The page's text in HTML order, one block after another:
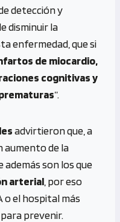
detección y
disminuir la
enfermedad, que si
de miocardio,
cognitivas y
”.
advirtieron que, a
aumento de la
además son los que
arterial , por eso
o el hospital más
prevenir.